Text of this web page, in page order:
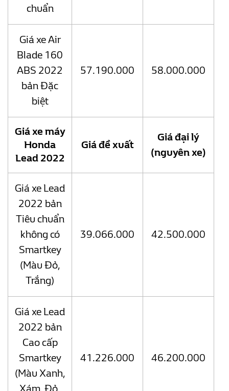
chuẩn
Giá xe Air
Blade 160
ABS 2022
bản Đặc
biệt
57.190.000 58.000.000
Giá xe máy
Honda
Lead 2022
Giá đề xuất
Giá đại lý
(nguyên xe)
Giá xe Lead
2022 bản
Tiêu chuẩn
không có
Smartkey
(Màu Đỏ,
Trắng)
39.066.000 42.500.000
Giá xe Lead
2022 bản
Cao cấp
Smartkey
(Màu Xanh,
41.226.000 46.200.000